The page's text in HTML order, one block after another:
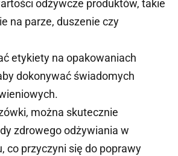
odżywcze produktów, takie
na parze, duszenie czy
etykiety na opakowaniach
dokonywać świadomych
można skutecznie
zdrowego odżywiania w
co przyczyni się do poprawy